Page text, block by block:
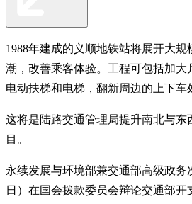
1988年建成的义顺地铁站将展开大规
潮，改善乘客体验。工程可包括加大
电动扶梯和电梯，翻新周边的上下车
这将是陆路交通管理局提升南北与东
目。
永续发展与环境部兼交通部高级政务
日）在国会拨款委员会辩论交通部